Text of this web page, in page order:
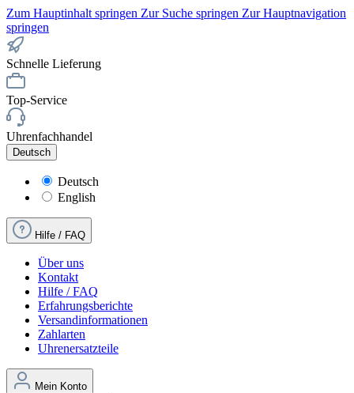
Zum Hauptinhalt springen Zur Suche springen Zur Hauptnavigation
springen
Schnelle Lieferung
Top-Service
Uhrenfachhandel
Deutsch
Deutsch
English
Hilfe / FAQ
Über uns
Kontakt
Hilfe / FAQ
Erfahrungsberichte
Versandinformationen
Zahlarten
Uhrenersatzteile
Mein Konto